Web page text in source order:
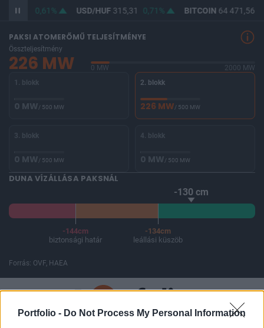
Portfolio - Do Not Process My Personal Information
363,95 0,61% USD/HUF 315,31 0,71% BITCOIN 64 471,56
PAKSI ATOMERŐMŰ TELJESÍTMÉNYE
Összteljesítmény
226 MW 0 MW
2000 MW
1. blokk
0 MW/ 500 MW
2. blokk
226 MW/ 500 MW
3. blokk
0 MW/ 500 MW
4. blokk
0 MW/ 500 MW
DUNA VÍZÁLLÁSA PAKSNÁL
-130 cm
-144cm
biztonsági határ
-134cm
leállási küszöb
Forrás: OVF, HAEA